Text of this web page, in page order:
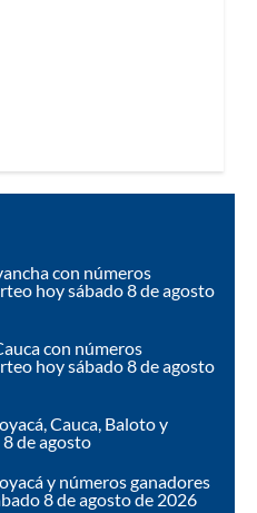
con números
hoy sábado 8 de agosto
con números
hoy sábado 8 de agosto
Cauca, Baloto y
de agosto
y números ganadores
8 de agosto de 2026